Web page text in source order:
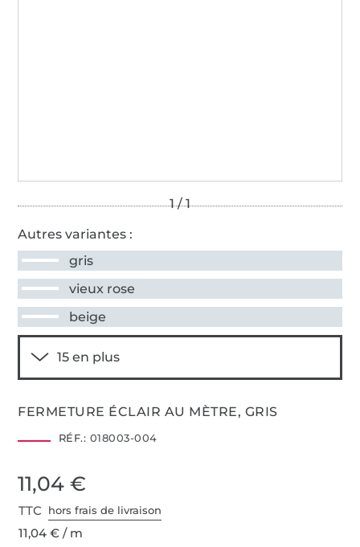
Autres variantes :
gris
vieux rose
beige
FERMETURE ÉCLAIR AU MÈTRE, GRIS
RÉF.: 018003-004
11,04 €
TTC hors frais de livraison
11,04 € / m